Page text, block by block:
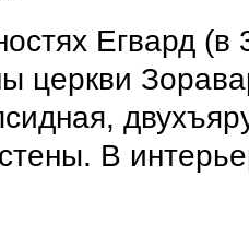
Егвард (в
церкви
В